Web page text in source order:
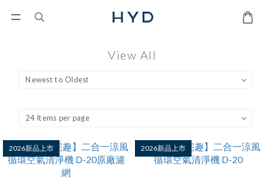
View All
2026新品上市 2026新品上市